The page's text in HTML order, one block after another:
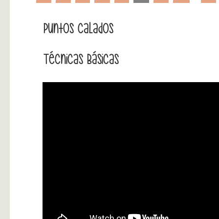
Puntos Calados
Técnicas Básicas